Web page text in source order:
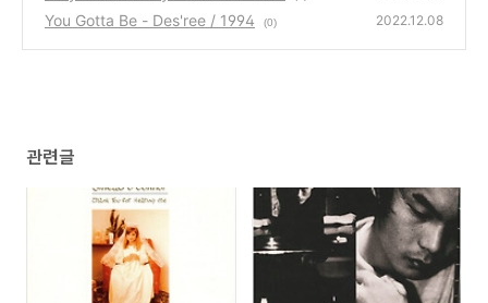
You Gotta Be - Des'ree / 1994 (0) 2022.12.08
관련글